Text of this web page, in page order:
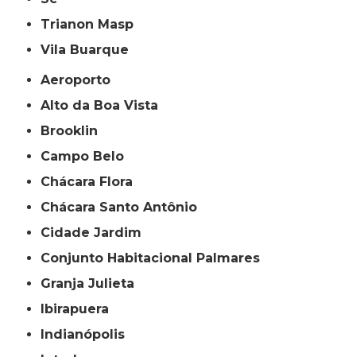
Trianon Masp
Vila Buarque
Aeroporto
Alto da Boa Vista
Brooklin
Campo Belo
Chácara Flora
Chácara Santo Antônio
Cidade Jardim
Conjunto Habitacional Palmares
Granja Julieta
Ibirapuera
Indianópolis